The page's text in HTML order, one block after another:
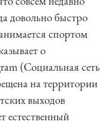
довольно быстро
спортом
о
(Социальная сеть
на территории
выходов
естественный